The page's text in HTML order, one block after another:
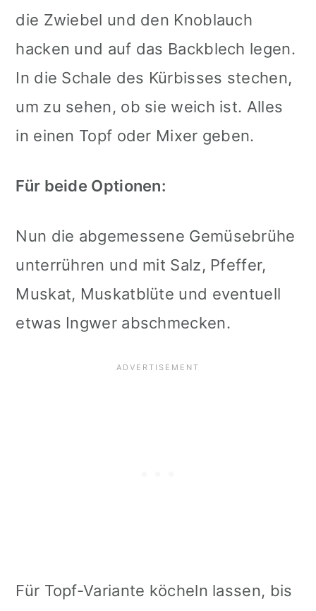
die Zwiebel und den Knoblauch
hacken und auf das Backblech legen.
In die Schale des Kürbisses stechen,
um zu sehen, ob sie weich ist. Alles
in einen Topf oder Mixer geben.
Für beide Optionen:
Nun die abgemessene Gemüsebrühe
unterrühren und mit Salz, Pfeffer,
Muskat, Muskatblüte und eventuell
etwas Ingwer abschmecken.
Für Topf-Variante köcheln lassen, bis